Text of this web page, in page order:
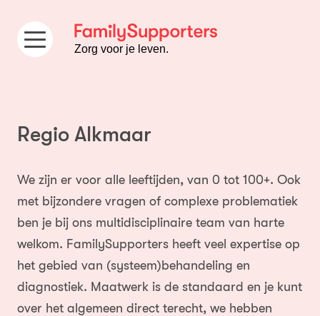
Zorg voor je leven.
Regio Alkmaar
We zijn er voor alle leeftijden, van 0 tot 100+. Ook
met bijzondere vragen of complexe problematiek
ben je bij ons multidisciplinaire team van harte
welkom. FamilySupporters heeft veel expertise op
het gebied van (systeem)behandeling en
diagnostiek. Maatwerk is de standaard en je kunt
over het algemeen direct terecht, we hebben